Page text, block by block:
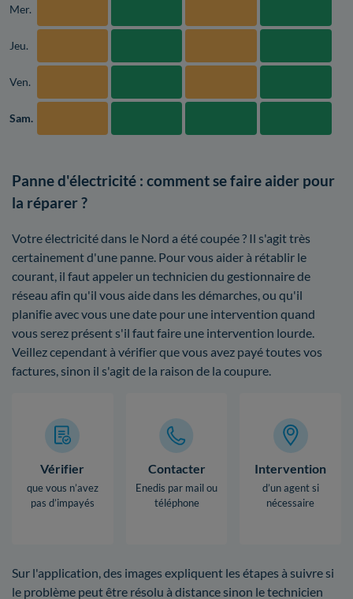
Mer.
Jeu.
Ven.
Sam.
Panne d'électricité : comment se faire aider pour
la réparer ?
Votre électricité dans le Nord a été coupée ? Il s'agit très
certainement d'une panne. Pour vous aider à rétablir le
courant, il faut appeler un technicien du gestionnaire de
réseau afin qu'il vous aide dans les démarches, ou qu'il
planifie avec vous une date pour une intervention quand
vous serez présent s'il faut faire une intervention lourde.
Veillez cependant à vérifier que vous avez payé toutes vos
factures, sinon il s'agit de la raison de la coupure.
Vérifier
que vous n’avez
pas d’impayés
Contacter
Enedis par mail ou
téléphone
Intervention
d’un agent si
nécessaire
Sur l'application, des images expliquent les étapes à suivre si
le problème peut être résolu à distance sinon le technicien